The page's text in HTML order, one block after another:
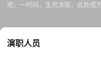
地，一时间，生灵涂炭，此处成
（罗宾·威廉斯 Robin Williams
不在别处，就在离波兰只有几百
演职人员